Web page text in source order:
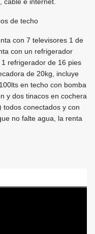
de techo
con 7 televisores 1 de
con un refrigerador
refrigerador de 16 pies
de 20kg, incluye
en techo con bomba
y dos tinacos en cochera
conectados y con
no falte agua, la renta